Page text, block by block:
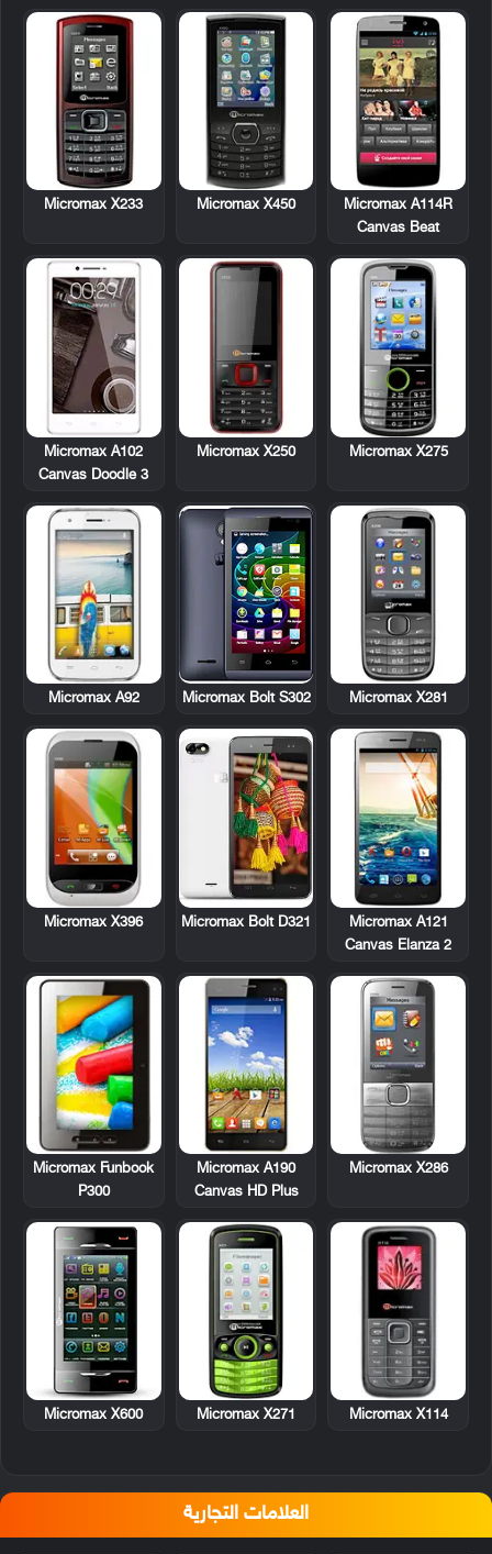
Micromax A114R
Canvas Beat
Micromax X450
Micromax X233
Micromax X275
Micromax X250
Micromax A102
Canvas Doodle 3
Micromax X281
Micromax Bolt S302
Micromax A92
Micromax A121
Canvas Elanza 2
Micromax Bolt D321
Micromax X396
Micromax X286
Micromax A190
Canvas HD Plus
Micromax Funbook
P300
Micromax X114
Micromax X271
Micromax X600
العلامات التجارية